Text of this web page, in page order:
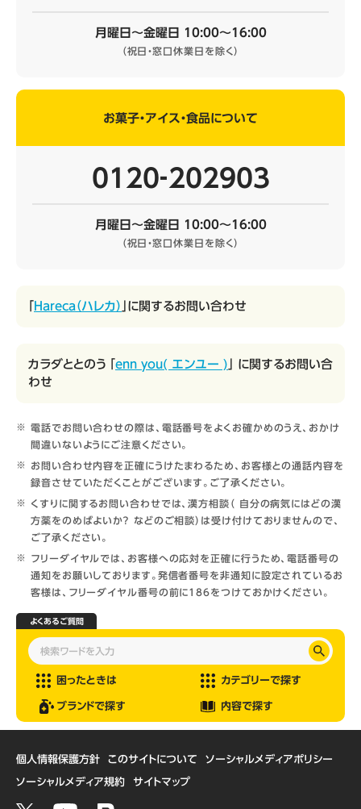
月曜日～金曜日 10:00～16:00
（祝日・窓口休業日を除く）
お菓子・アイス・食品について
0120‐202903
月曜日～金曜日 10:00～16:00
（祝日・窓口休業日を除く）
Hareca（ハレカ） 」に関するお問い合わせ
カラダととのう 「 enn you( エンユー ) 」 に関するお問い合
わせ
電話でお問い合わせの際は、電話番号をよくお確かめのうえ、おかけ
間違いないようにご注意ください。
お問い合わせ内容を正確にうけたまわるため、お客様との通話内容を
録音させていただくことがございます。ご了承ください。
くすりに関するお問い合わせでは、漢方相談（ 自分の病気にはどの漢
方薬をのめばよいか？ などのご相談）は受け付けておりませんので、
ご了承ください。
フリーダイヤルでは、お客様への応対を正確に行うため、電話番号の
通知をお願いしております。発信者番号を非通知に設定されているお
客様は、フリーダイヤル番号の前に186をつけておかけください。
よくあるご質問
困ったときは カテゴリーで探す
ブランドで探す 内容で探す
個人情報保護方針 このサイトについて ソーシャルメディアポリシー
ソーシャルメディア規約 サイトマップ